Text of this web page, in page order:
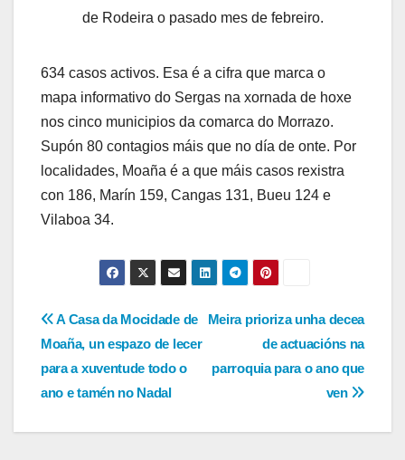
de Rodeira o pasado mes de febreiro.
634 casos activos. Esa é a cifra que marca o
mapa informativo do Sergas na xornada de hoxe
nos cinco municipios da comarca do Morrazo.
Supón 80 contagios máis que no día de onte. Por
localidades, Moaña é a que máis casos rexistra
con 186, Marín 159, Cangas 131, Bueu 124 e
Vilaboa 34.
Navegación
de
entradas
Meira prioriza unha decea
de actuacións na
parroquia para o ano que
ven
A Casa da Mocidade de
Moaña, un espazo de lecer
para a xuventude todo o
ano e tamén no Nadal